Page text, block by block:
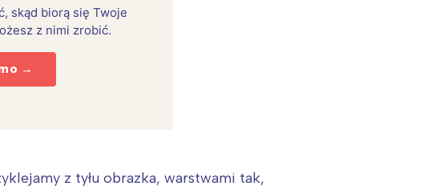
skąd biorą się Twoje
z nimi zrobić.
→
z tyłu obrazka, warstwami tak,